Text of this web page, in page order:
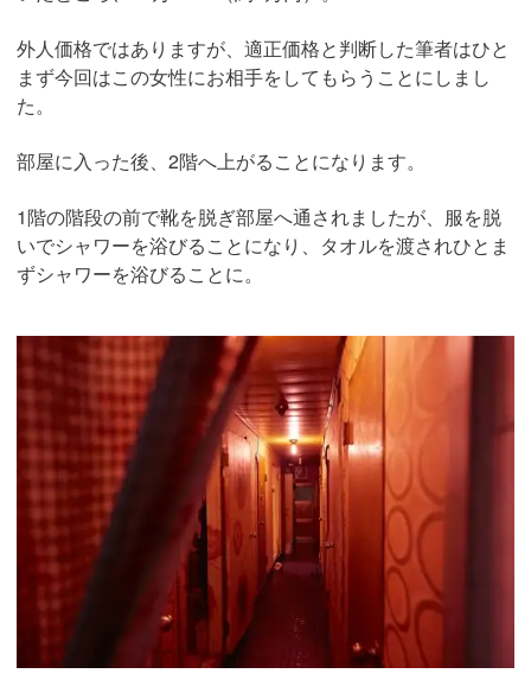
外人価格ではありますが、適正価格と判断した筆者はひと
まず今回はこの女性にお相手をしてもらうことにしまし
た。
部屋に入った後、2階へ上がることになります。
1階の階段の前で靴を脱ぎ部屋へ通されましたが、服を脱
いでシャワーを浴びることになり、タオルを渡されひとま
ずシャワーを浴びることに。